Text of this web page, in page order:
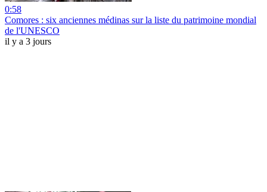
0:58
Comores : six anciennes médinas sur la liste du patrimoine mondial
de l'UNESCO
il y a 3 jours